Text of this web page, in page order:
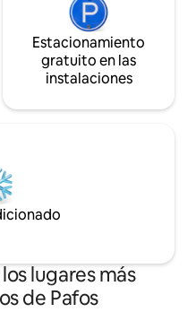
Estacionamiento
gratuito en las
instalaciones
lugares más
de Pafos